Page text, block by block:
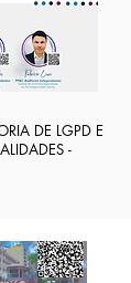
DE LGPD E
-